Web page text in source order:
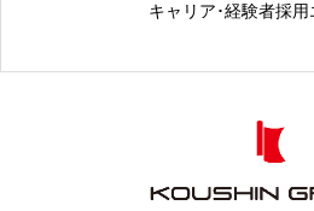
キャリア･経験者採用